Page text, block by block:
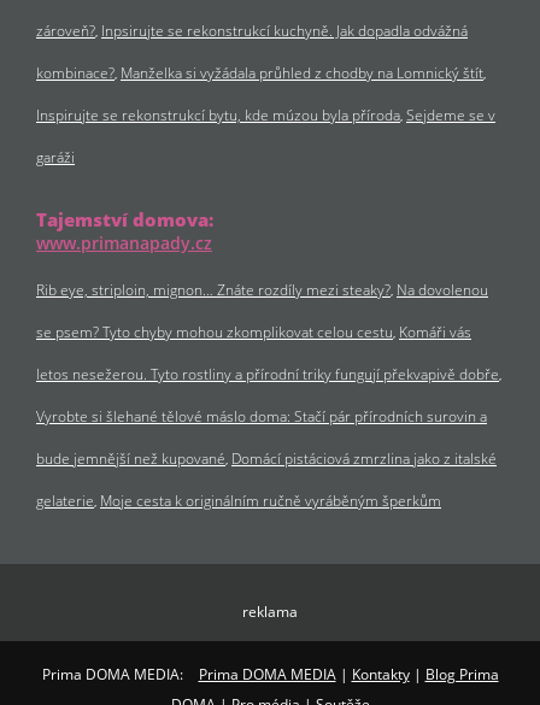
zároveň? Inpsirujte se rekonstrukcí kuchyně. Jak dopadla odvážná
kombinace? Manželka si vyžádala průhled z chodby na Lomnický štít
Inspirujte se rekonstrukcí bytu, kde múzou byla příroda Sejdeme se v
garáži
Tajemství domova:
www.primanapady.cz
Rib eye, striploin, mignon… Znáte rozdíly mezi steaky? Na dovolenou
se psem? Tyto chyby mohou zkomplikovat celou cestu Komáři vás
letos nesežerou. Tyto rostliny a přírodní triky fungují překvapivě dobře
Vyrobte si šlehané tělové máslo doma: Stačí pár přírodních surovin a
bude jemnější než kupované Domácí pistáciová zmrzlina jako z italské
gelaterie Moje cesta k originálním ručně vyráběným šperkům
reklama
Prima DOMA MEDIA: Prima DOMA MEDIA| Kontakty| Blog Prima